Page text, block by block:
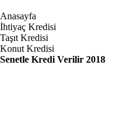
Anasayfa
İhtiyaç Kredisi
Taşıt Kredisi
Konut Kredisi
Senetle Kredi Verilir 2018